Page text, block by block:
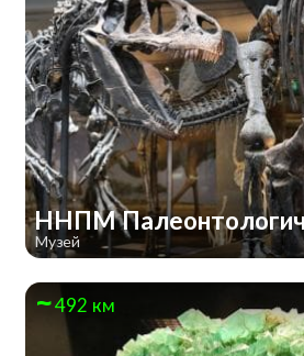
ННПМ
Музей
492 км